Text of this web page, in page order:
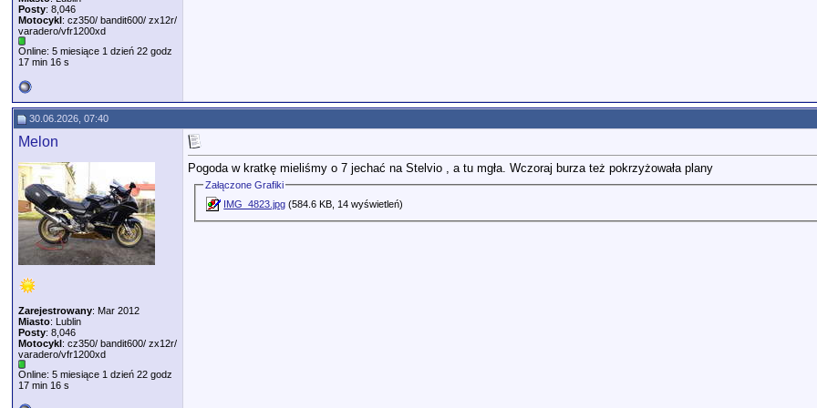
Posty: 8,046
Motocykl: cz350/ bandit600/ zx12r/
varadero/vfr1200xd
Online: 5 miesiące 1 dzień 22 godz
17 min 16 s
30.06.2026, 07:40
Melon
Zarejestrowany: Mar 2012
Miasto: Lublin
Posty: 8,046
Motocykl: cz350/ bandit600/ zx12r/
varadero/vfr1200xd
Online: 5 miesiące 1 dzień 22 godz
17 min 16 s
Pogoda w kratkę mieliśmy o 7 jechać na Stelvio , a tu mgła. Wczoraj burza też pokrzyżowała plany
Załączone Grafiki
IMG_4823.jpg (584.6 KB, 14 wyświetleń)